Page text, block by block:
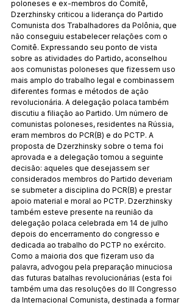
poloneses e ex-membros do Comitê,
Dzerzhinsky criticou a liderança do Partido
Comunista dos Trabalhadores da Polônia, que
não conseguiu estabelecer relações com o
Comitê. Expressando seu ponto de vista
sobre as atividades do Partido, aconselhou
aos comunistas poloneses que fizessem uso
mais amplo do trabalho legal e combinassem
diferentes formas e métodos de ação
revolucionária. A delegação polaca também
discutiu a filiação ao Partido. Um número de
comunistas poloneses, residentes na Rússia,
eram membros do PCR(B) e do PCTP. A
proposta de Dzerzhinsky sobre o tema foi
aprovada e a delegação tomou a seguinte
decisão: aqueles que desejassem ser
considerados membros do Partido deveriam
se submeter a disciplina do PCR(B) e prestar
apoio material e moral ao PCTP. Dzerzhinsky
também esteve presente na reunião da
delegação polaca celebrada em 14 de julho
depois do encerramento do congresso e
dedicada ao trabalho do PCTP no exército.
Como a maioria dos que fizeram uso da
palavra, advogou pela preparação minuciosa
das futuras batalhas revolucionárias (esta foi
também uma das resoluções do III Congresso
da Internacional Comunista, destinada a formar